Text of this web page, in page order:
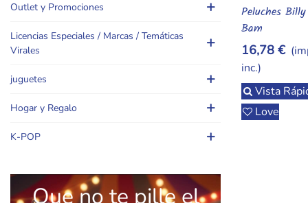
Outlet y Promociones
Licencias Especiales / Marcas / Temáticas
Virales
juguetes
Hogar y Regalo
K-POP
Que no te pille el
Añadir Al
Peluches
Bam
16,78 €
inc.)
Vista
Love